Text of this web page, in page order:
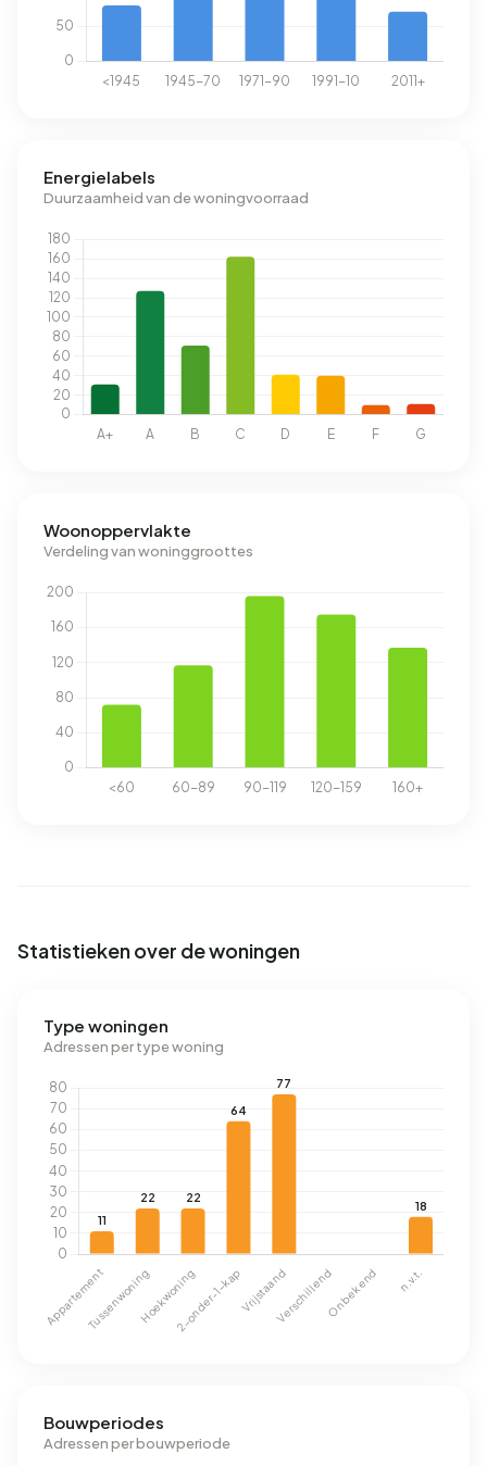
Energielabels
Duurzaamheid van de woningvoorraad
Woonoppervlakte
Verdeling van woninggroottes
Statistieken over de woningen
Type woningen
Adressen per type woning
Bouwperiodes
Adressen per bouwperiode